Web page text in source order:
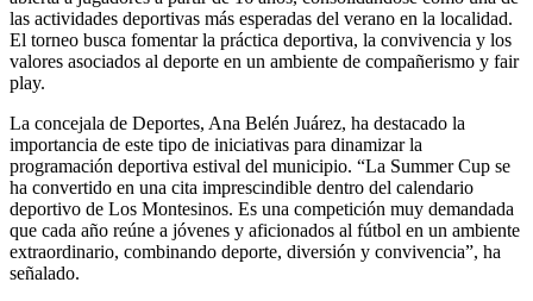
las actividades deportivas más esperadas del verano en la localidad.
El torneo busca fomentar la práctica deportiva, la convivencia y los
valores asociados al deporte en un ambiente de compañerismo y fair
play.
La concejala de Deportes, Ana Belén Juárez, ha destacado la
importancia de este tipo de iniciativas para dinamizar la
programación deportiva estival del municipio. “La Summer Cup se
ha convertido en una cita imprescindible dentro del calendario
deportivo de Los Montesinos. Es una competición muy demandada
que cada año reúne a jóvenes y aficionados al fútbol en un ambiente
extraordinario, combinando deporte, diversión y convivencia”, ha
señalado.